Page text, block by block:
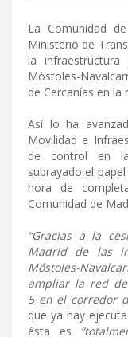
La Comunidad
Ministerio de
la
Móstoles-
de Cercanías en la
Así lo ha
Movilidad e
de control en
subrayado el
hora de
Comunidad de
“Gracias a la
Madrid de las
Móstoles-
ampliar la red
5 en el corredor
que ya hay
ésta es